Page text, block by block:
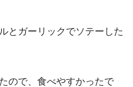
とガーリックでソテーした
ので、食べやすかったで